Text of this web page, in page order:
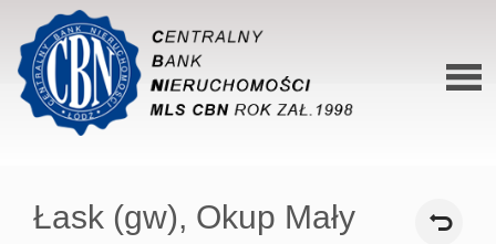
O
Łask (gw), Okup Mały